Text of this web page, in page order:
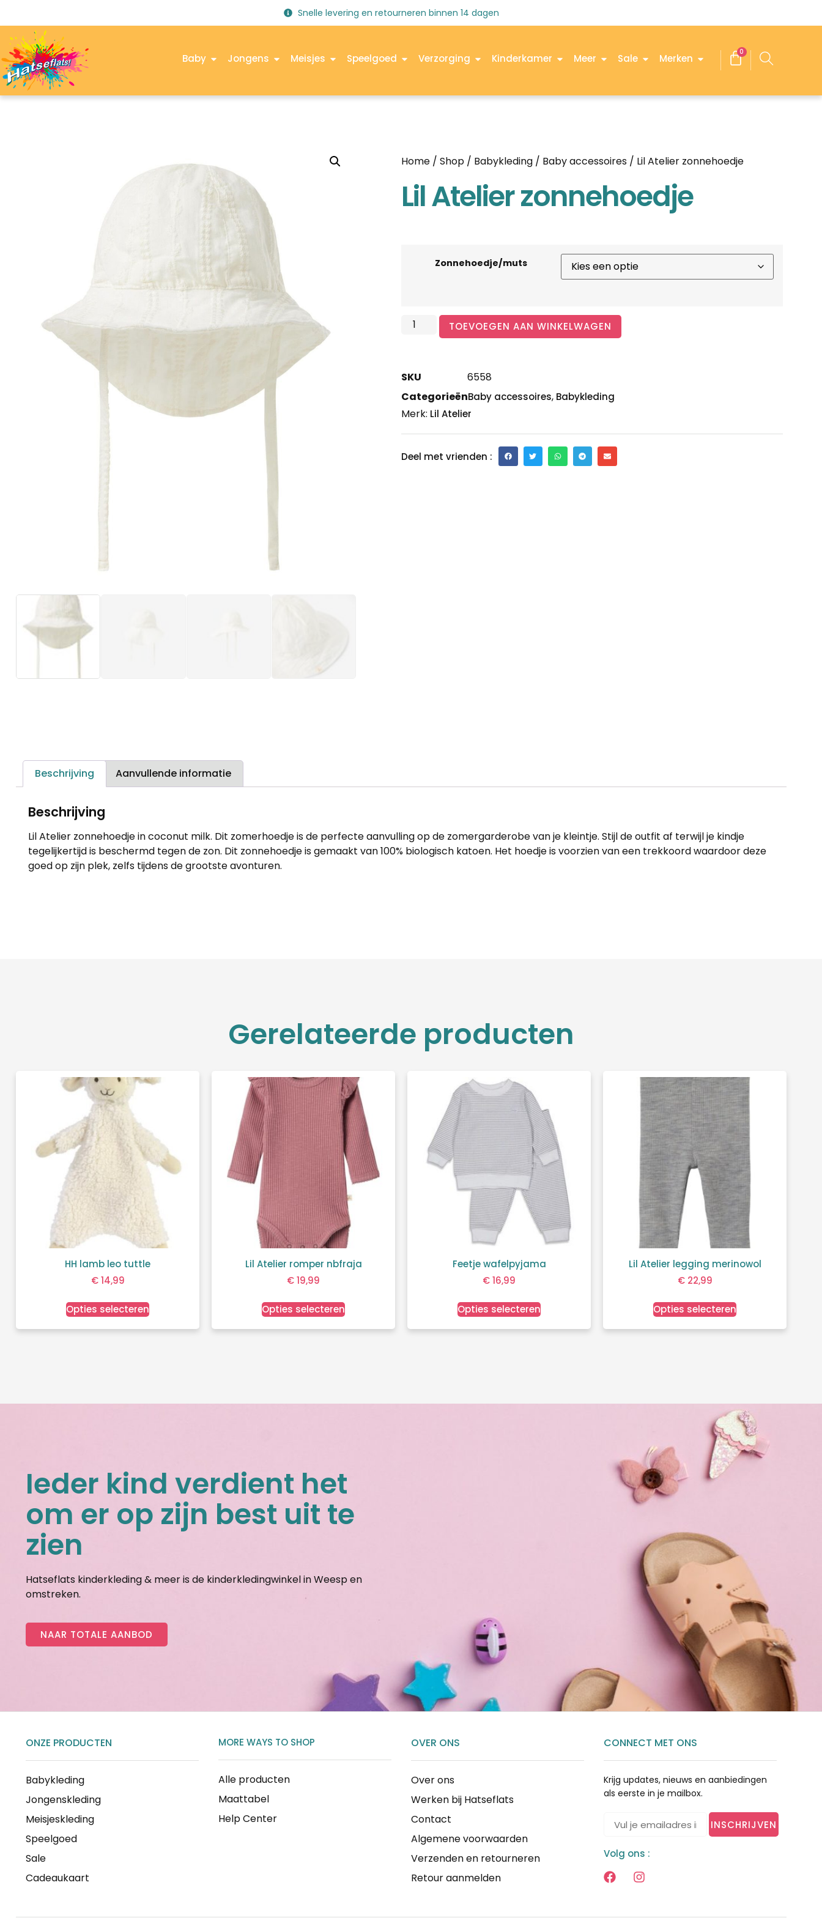
Snelle levering en retourneren binnen 14 dagen
Baby Jongens Meisjes Speelgoed Verzorging Kinderkamer Meer Sale Merken
0
Home / Shop / Babykleding / Baby accessoires / Lil Atelier zonnehoedje
Lil Atelier zonnehoedje
Zonnehoedje/muts
TOEVOEGEN AAN WINKELWAGEN
SKU
6558
CategorieënBaby accessoires, Babykleding
Merk: Lil Atelier
Deel met vrienden :
Beschrijving Aanvullende informatie
Beschrijving
Lil Atelier zonnehoedje in coconut milk. Dit zomerhoedje is de perfecte aanvulling op de zomergarderobe van je kleintje. Stijl de outfit af terwijl je kindje
tegelijkertijd is beschermd tegen de zon. Dit zonnehoedje is gemaakt van 100% biologisch katoen. Het hoedje is voorzien van een trekkoord waardoor deze
goed op zijn plek, zelfs tijdens de grootste avonturen.
Gerelateerde producten
HH lamb leo tuttle
€14,99
Opties selecteren
Lil Atelier romper nbfraja
€19,99
Opties selecteren
Feetje wafelpyjama
€16,99
Opties selecteren
Lil Atelier legging merinowol
€22,99
Opties selecteren
Ieder kind verdient het
om er op zijn best uit te
zien
Hatseflats kinderkleding & meer is de kinderkledingwinkel in Weesp en
omstreken.
NAAR TOTALE AANBOD
ONZE PRODUCTEN
Babykleding
Jongenskleding
Meisjeskleding
Speelgoed
Sale
Cadeaukaart
MORE WAYS TO SHOP
Alle producten
Maattabel
Help Center
OVER ONS
Over ons
Werken bij Hatseflats
Contact
Algemene voorwaarden
Verzenden en retourneren
Retour aanmelden
CONNECT MET ONS
Krijg updates, nieuws en aanbiedingen
als eerste in je mailbox.
INSCHRIJVEN
Volg ons :